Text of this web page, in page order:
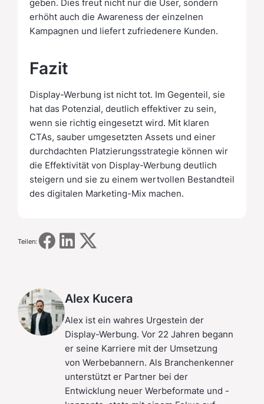
erhöht auch die Awareness der einzelnen
Kampagnen und liefert zufriedenere Kunden.
Fazit
Display-Werbung ist nicht tot. Im Gegenteil, sie
hat das Potenzial, deutlich effektiver zu sein,
wenn sie richtig eingesetzt wird. Mit klaren
CTAs, sauber umgesetzten Assets und einer
durchdachten Platzierungsstrategie können wir
die Effektivität von Display-Werbung deutlich
steigern und sie zu einem wertvollen Bestandteil
des digitalen Marketing-Mix machen.
Teilen:
Alex Kucera
Alex ist ein wahres Urgestein der
Display-Werbung. Vor 22 Jahren begann
er seine Karriere mit der Umsetzung
von Werbebannern. Als Branchenkenner
unterstützt er Partner bei der
Entwicklung neuer Werbeformate und -